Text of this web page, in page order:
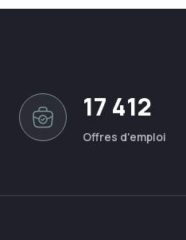
17 412
Offres d'emploi